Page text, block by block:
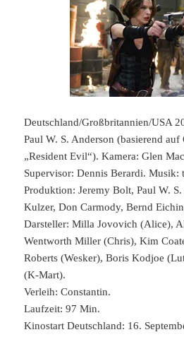
Deutschland/Großbritannien/USA
Paul W. S. Anderson (basierend
„Resident Evil“). Kamera: Glen
Supervisor: Dennis Berardi. Musik:
Produktion: Jeremy Bolt, Paul W.
Kulzer, Don Carmody, Bernd
Darsteller: Milla Jovovich (Alice),
Wentworth Miller (Chris), Kim
Roberts (Wesker), Boris Kodjoe
(K-Mart).
Verleih: Constantin.
Laufzeit: 97 Min.
Kinostart Deutschland: 16.